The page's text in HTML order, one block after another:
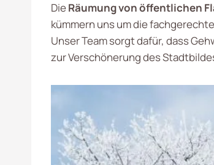
DieRäumung von öffentlichen
kümmern uns um die
Unser Team sorgt dafür, dass
zur Verschönerung des